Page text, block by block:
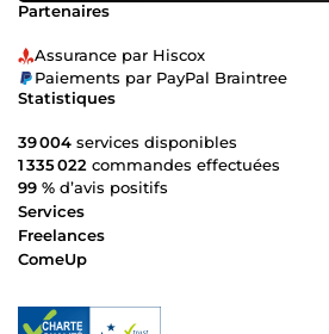
Partenaires
Assurance par Hiscox
Paiements par PayPal Braintree
Statistiques
39 004 services disponibles
1 335 022 commandes effectuées
99 % d’avis positifs
Services
Freelances
ComeUp